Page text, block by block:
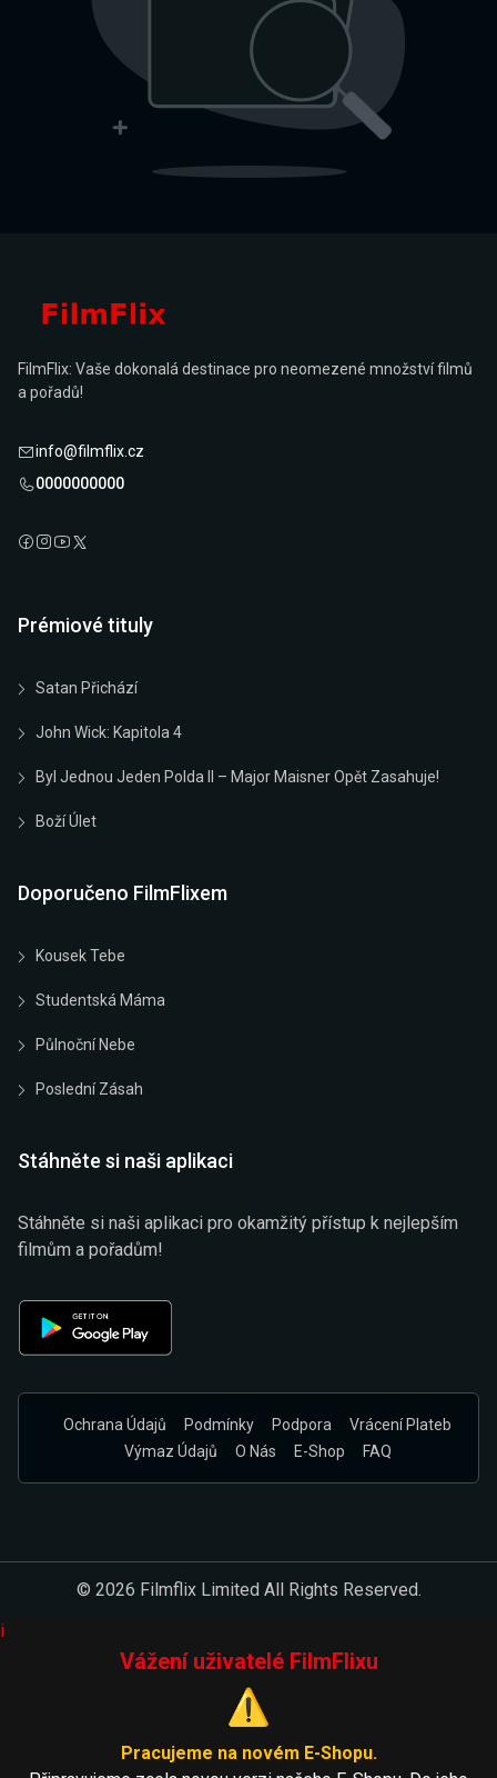
FilmFlix: Vaše dokonalá destinace pro neomezené množství filmů
a pořadů!
info@filmflix.cz
0000000000
Prémiové tituly
Satan Přichází
John Wick: Kapitola 4
Byl Jednou Jeden Polda II – Major Maisner Opět Zasahuje!
Boží Úlet
Doporučeno FilmFlixem
Kousek Tebe
Studentská Máma
Půlnoční Nebe
Poslední Zásah
Stáhněte si naši aplikaci
Stáhněte si naši aplikaci pro okamžitý přístup k nejlepším
filmům a pořadům!
Ochrana Údajů Podmínky Podpora
Vrácení Plateb
Výmaz Údajů
O Nás E-Shop FAQ
© 2026 Filmflix Limited All Rights Reserved.
i
Vážení uživatelé FilmFlixu
⚠️
Pracujeme na novém E-Shopu.